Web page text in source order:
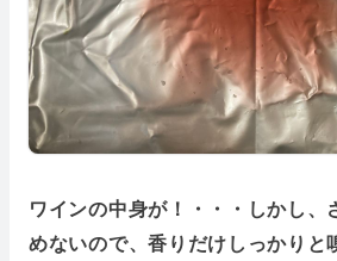
ワインの中身が！・・・しかし、
めないので、香りだけしっかりと